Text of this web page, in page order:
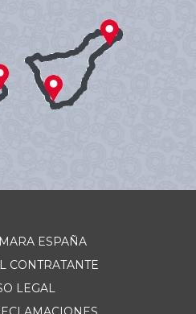
ESPAÑA
CONTRATANTE
LEGAL